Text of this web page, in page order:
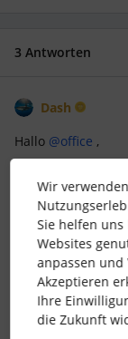
3 Antworten
Dash
Hallo ​ @office ,
Also ich habe bei
keine App.
Vielleicht liegt es
ich kenne mich
ggf. musst du
Ein
Beste Grüße
Wir
Sie helfen
Websites
anpassen
Akzeptieren
Ihre
die Zukunft